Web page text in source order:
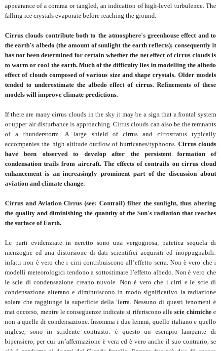
appearance of a comma or tangled, an indication of high-level turbulence. The
falling ice crystals evaporate before reaching the ground.
Cirrus clouds contribute both to the atmosphere's greenhouse effect and to
the earth's albedo (the amount of sunlight the earth reflects); consequently it
has not been determined for certain whether the net effect of cirrus clouds is
to warm or cool the earth. Much of the difficulty lies in modelling the albedo
effect of clouds composed of various size and shape crystals. Older models
tended to underestimate the albedo effect of cirrus. Refinements of these
models will improve climate predictions.
If there are many cirrus clouds in the sky it may be a sign that a frontal system
or upper air disturbance is approaching. Cirrus clouds can also be the remnants
of a thunderstorm. A large shield of cirrus and cirrostratus typically
accompanies the high altitude outflow of hurricanes/typhoons. Cirrus clouds
have been observed to develop after the persistent formation of
condensation trails from aircraft. The effects of contrails on cirrus cloud
enhancement is an increasingly prominent part of the discussion about
aviation and climate change.
Cirrus and Aviation Cirrus (see: Contrail) filter the sunlight, thus altering
the quality and diminishing the quantity of the Sun's radiation that reaches
the surface of Earth.
Le parti evidenziate in neretto sono una vergognosa, patetica sequela di
menzogne ed una distorsione di dati scientifici acquisiti ed inoppugnabili:
infatti non è vero che i cirri contribuiscono all’effetto serra. Non è vero che i
modelli meteorologici tendono a sottostimare l’effetto albedo. Non è vero che
le scie di condensazione creano nuvole. Non è vero che i cirri e le scie di
condensazione alterano e diminuiscono in modo significativo la radiazione
solare che raggiunge la superficie della Terra. Nessuno di questi fenomeni è
mai occorso, mentre le conseguenze indicate si riferiscono allescie chimichee
non a quelle di condensazione. Insomma i due lemmi, quello italiano e quello
inglese, sono in stridente contrasto: è questo un esempio lampante di
bipensiero, per cui un’affermazione è vera ed è vero anche il suo contrario, se